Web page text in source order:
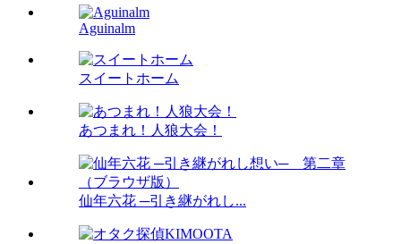
Aguinalm
スイートホーム
あつまれ！人狼大会！
仙年六花 ─引き継がれし...